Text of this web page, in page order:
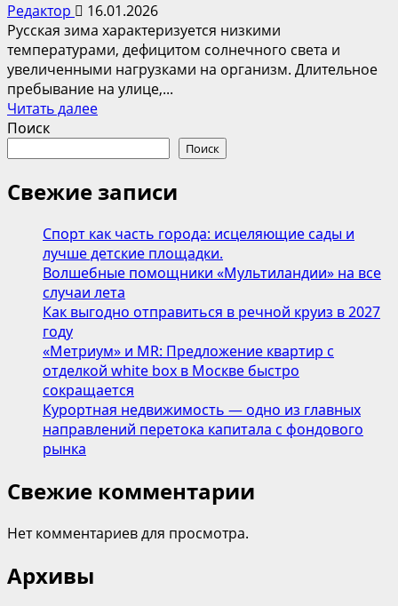
Редактор
16.01.2026
Русская зима характеризуется низкими
температурами, дефицитом солнечного света и
увеличенными нагрузками на организм. Длительное
пребывание на улице,...
Читать далееПрочитать
практики
против
зимы:
как
восточная
медицина
спасает
переутомления
и
упадка
сил
Поиск
Поиск
Свежие записи
Спорт как часть города: исцеляющие сады и
лучше детские площадки.
Волшебные помощники «Мультиландии» на все
случаи лета
Как выгодно отправиться в речной круиз в 2027
году
«Метриум» и MR: Предложение квартир с
отделкой white box в Москве быстро
сокращается
Курортная недвижимость — одно из главных
направлений перетока капитала с фондового
рынка
Свежие комментарии
Нет комментариев для просмотра.
Архивы